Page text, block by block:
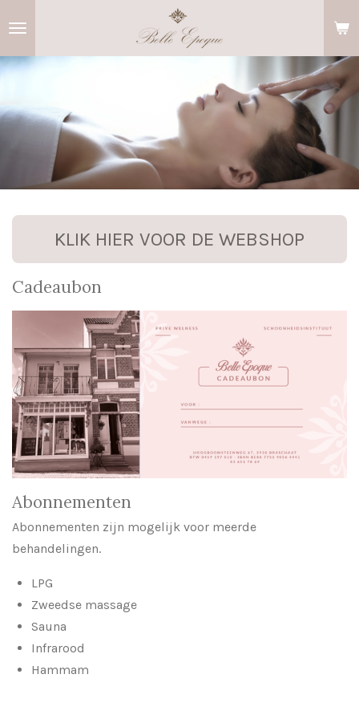
naar
KLIK HIER VOOR DE WEBSHOP
Cadeaubon
Abonnementen
Abonnementen zijn mogelijk voor meerde
behandelingen.
LPG
Zweedse massage
Sauna
Infrarood
Hammam